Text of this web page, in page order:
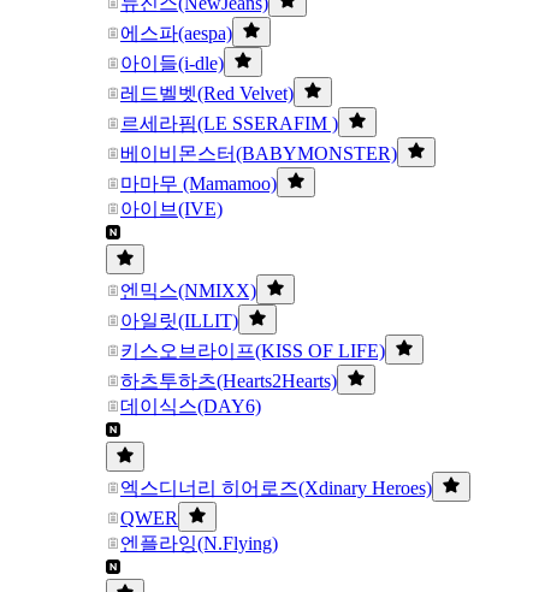
에스파(aespa)
아이들(i-dle)
레드벨벳(Red Velvet)
르세라핌(LE SSERAFIM )
베이비몬스터(BABYMONSTER)
마마무 (Mamamoo)
아이브(IVE)
엔믹스(NMIXX)
아일릿(ILLIT)
키스오브라이프(KISS OF LIFE)
하츠투하츠(Hearts2Hearts)
데이식스(DAY6)
엑스디너리 히어로즈(Xdinary Heroes)
QWER
엔플라잉(N.Flying)